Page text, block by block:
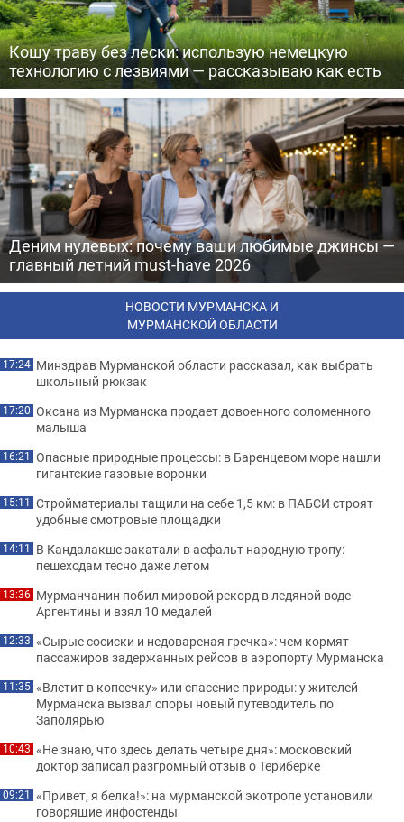
Кошу траву без лески: использую немецкую
технологию с лезвиями — рассказываю как есть
Деним нулевых: почему ваши любимые джинсы —
главный летний must-have 2026
НОВОСТИ МУРМАНСКА И
МУРМАНСКОЙ ОБЛАСТИ
17:24 Минздрав Мурманской области рассказал, как выбрать
школьный рюкзак
17:20 Оксана из Мурманска продает довоенного соломенного
малыша
16:21 Опасные природные процессы: в Баренцевом море нашли
гигантские газовые воронки
15:11 Стройматериалы тащили на себе 1,5 км: в ПАБСИ строят
удобные смотровые площадки
14:11 В Кандалакше закатали в асфальт народную тропу:
пешеходам тесно даже летом
13:36 Мурманчанин побил мировой рекорд в ледяной воде
Аргентины и взял 10 медалей
12:33 «Сырые сосиски и недовареная гречка»: чем кормят
пассажиров задержанных рейсов в аэропорту Мурманска
11:35 «Влетит в копеечку» или спасение природы: у жителей
Мурманска вызвал споры новый путеводитель по
Заполярью
10:43 «Не знаю, что здесь делать четыре дня»: московский
доктор записал разгромный отзыв о Териберке
09:21 «Привет, я белка!»: на мурманской экотропе установили
говорящие инфостенды